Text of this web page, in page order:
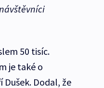
50 tisíc.
je také o
Dodal, že